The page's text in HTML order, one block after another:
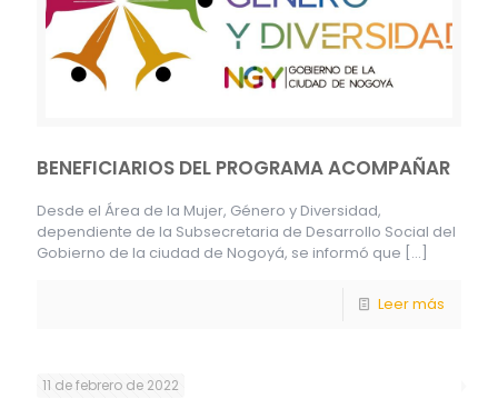
BENEFICIARIOS DEL PROGRAMA ACOMPAÑAR
Desde el Área de la Mujer, Género y Diversidad,
dependiente de la Subsecretaria de Desarrollo Social del
Gobierno de la ciudad de Nogoyá, se informó que […]
Leer más
11 de febrero de 2022